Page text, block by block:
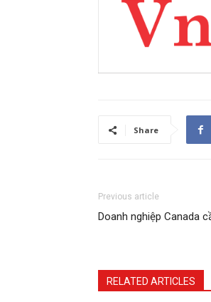
Share
Previous article
Doanh nghiệp Canada
RELATED ARTICLES